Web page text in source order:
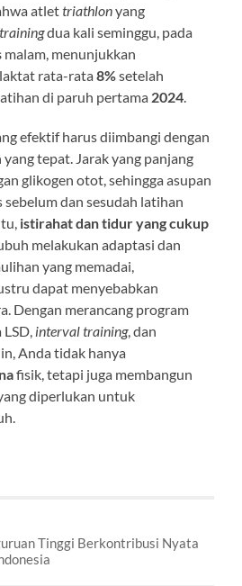
atlettriathlonyang
dua kali seminggu, pada
malam, menunjukkan
rata-rata8%setelah
di paruh pertama 2024
efektif harus diimbangi dengan
tepat. Jarak yang panjang
glikogen otot, sehingga asupan
dan sesudah latihan
istirahat dan tidur yang cukup
melakukan adaptasi dan
yang memadai,
dapat menyebabkan
Dengan merancang program
interval training, dan
Anda tidak hanya
fisik, tetapi juga membangun
diperlukan untuk
Tinggi Berkontribusi Nyata